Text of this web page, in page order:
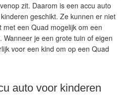
zit. Daarom is een accu auto
geschikt. Ze kunnen er niet
met een Quad mogelijk om een
Wanneer je een grote tuin of eigen
voor een kind om op een Quad
auto voor kinderen